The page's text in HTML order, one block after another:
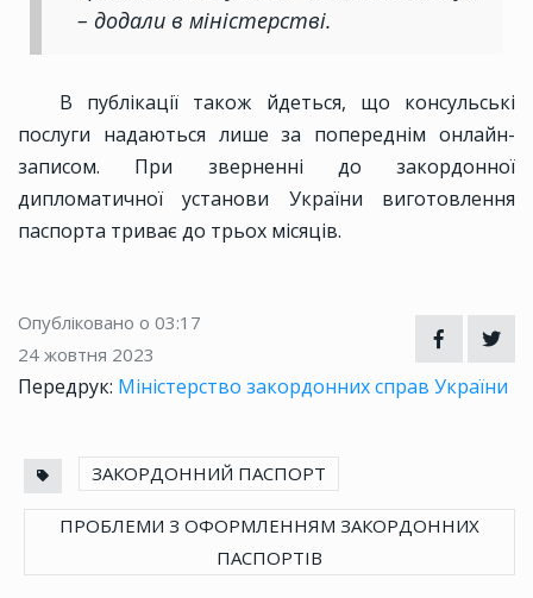
– додали в міністерстві.
В публікації також йдеться, що консульські
послуги надаються лише за попереднім онлайн-
записом. При зверненні до закордонної
дипломатичної установи України виготовлення
паспорта триває до трьох місяців.
Опубліковано о 03:17
24 жовтня 2023
Передрук: Міністерство закордонних справ України
ЗАКОРДОННИЙ ПАСПОРТ
ПРОБЛЕМИ З ОФОРМЛЕННЯМ ЗАКОРДОННИХ
ПАСПОРТІВ